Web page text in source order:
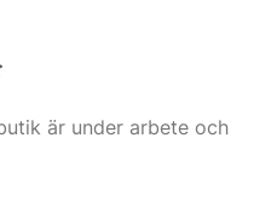
är under arbete och